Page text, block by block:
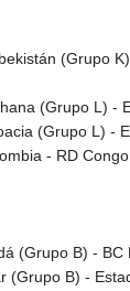
VND
VUV
XAU
XCD
(Grupo
(Grupo L) -
(Grupo L) -
- RD
(Grupo B) - BC
(Grupo B) -